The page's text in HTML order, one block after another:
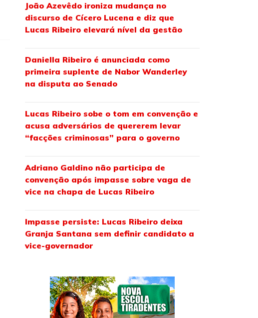
João Azevêdo ironiza mudança no
discurso de Cícero Lucena e diz que
Lucas Ribeiro elevará nível da gestão
Daniella Ribeiro é anunciada como
primeira suplente de Nabor Wanderley
na disputa ao Senado
Lucas Ribeiro sobe o tom em convenção e
acusa adversários de quererem levar
“facções criminosas” para o governo
Adriano Galdino não participa de
convenção após impasse sobre vaga de
vice na chapa de Lucas Ribeiro
Impasse persiste: Lucas Ribeiro deixa
Granja Santana sem definir candidato a
vice-governador